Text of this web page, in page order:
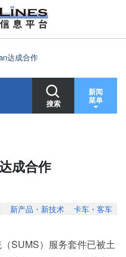
达成合作
搜索
新闻
菜单
成合作
新产品・新技术 卡车・客车
SUMS）服务套件已被土